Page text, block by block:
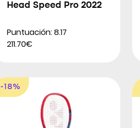
Head Speed Pro 2022
Puntuación: 8.17
211.70€
-18%